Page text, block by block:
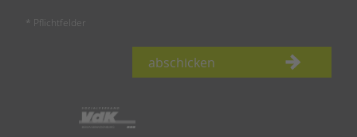
* Pflichtfelder
abschicken